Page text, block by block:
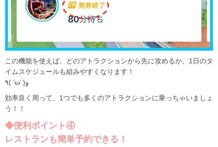
この機能を使えば、どのアトラクションから先に攻めるか、1日のタ
イムスケジュールも組みやすくなります！
٩( ‘ω’ )و
効率良く周って、1つでも多くのアトラクションに乗っちゃいましょ
う！！
◆便利ポイント④
レストランも簡単予約できる！